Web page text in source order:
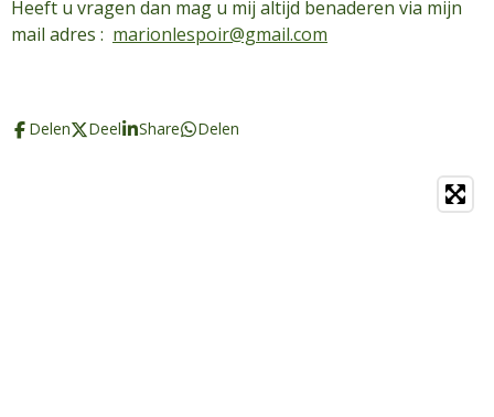
Heeft u vragen dan mag u mij altijd benaderen via mijn
mail adres : marionlespoir@gmail.com
Delen Deel Share Delen